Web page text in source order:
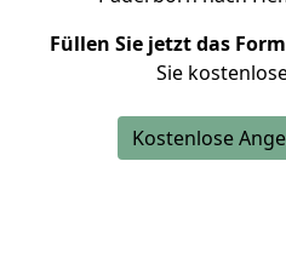
Füllen Sie jetzt das
Sie
Kostenlose